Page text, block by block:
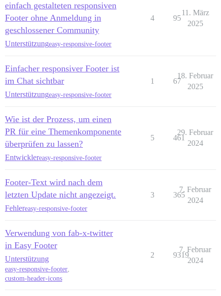
einfach gestalteten responsiven
Footer ohne Anmeldung in
geschlossener Community
Unterstützungeasy-responsive-footer
4 95
11. März
2025
Einfacher responsiver Footer ist
im Chat sichtbar
Unterstützungeasy-responsive-footer
1 67
18. Februar
2025
Wie ist der Prozess, um einen
PR für eine Themenkomponente
überprüfen zu lassen?
Entwicklereasy-responsive-footer
5 461
29. Februar
2024
Footer-Text wird nach dem
letzten Update nicht angezeigt.
Fehlereasy-responsive-footer
3 365
7. Februar
2024
Verwendung von fab-x-twitter
in Easy Footer
Unterstützung
easy-responsive-footer,
custom-header-icons
2 9319
7. Februar
2024